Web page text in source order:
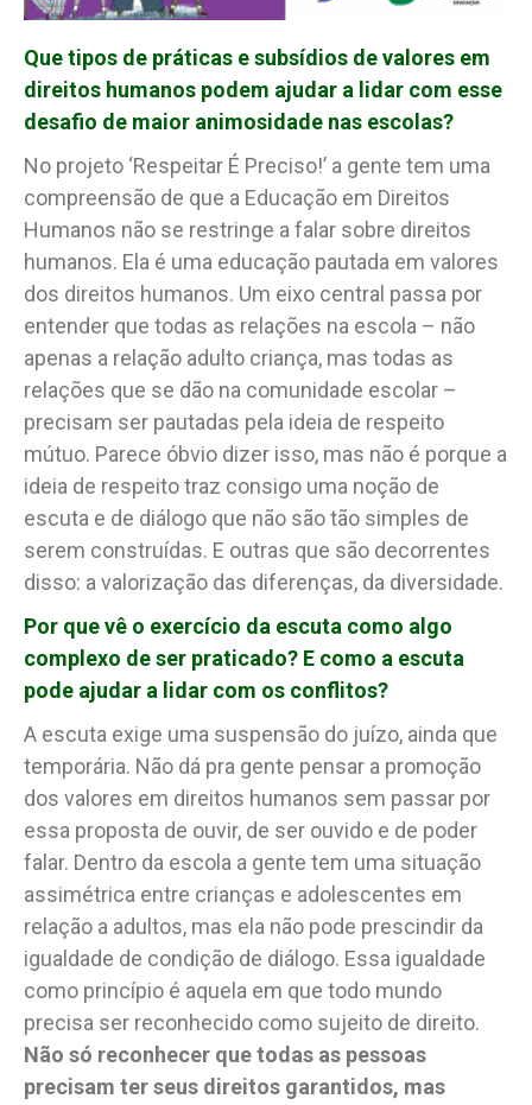
Que tipos de práticas e subsídios de valores em
direitos humanos podem ajudar a lidar com esse
desafio de maior animosidade nas escolas?
No projeto ‘Respeitar É Preciso!’ a gente tem uma
compreensão de que a Educação em Direitos
Humanos não se restringe a falar sobre direitos
humanos. Ela é uma educação pautada em valores
dos direitos humanos. Um eixo central passa por
entender que todas as relações na escola – não
apenas a relação adulto criança, mas todas as
relações que se dão na comunidade escolar –
precisam ser pautadas pela ideia de respeito
mútuo. Parece óbvio dizer isso, mas não é porque a
ideia de respeito traz consigo uma noção de
escuta e de diálogo que não são tão simples de
serem construídas. E outras que são decorrentes
disso: a valorização das diferenças, da diversidade.
Por que vê o exercício da escuta como algo
complexo de ser praticado? E como a escuta
pode ajudar a lidar com os conflitos?
A escuta exige uma suspensão do juízo, ainda que
temporária. Não dá pra gente pensar a promoção
dos valores em direitos humanos sem passar por
essa proposta de ouvir, de ser ouvido e de poder
falar. Dentro da escola a gente tem uma situação
assimétrica entre crianças e adolescentes em
relação a adultos, mas ela não pode prescindir da
igualdade de condição de diálogo. Essa igualdade
como princípio é aquela em que todo mundo
precisa ser reconhecido como sujeito de direito.
Não só reconhecer que todas as pessoas
precisam ter seus direitos garantidos, mas